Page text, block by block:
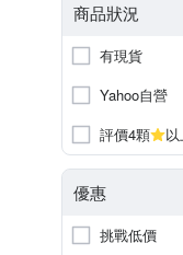
商品狀況
有現貨
Yahoo自營
評價4顆
優惠
挑戰低價